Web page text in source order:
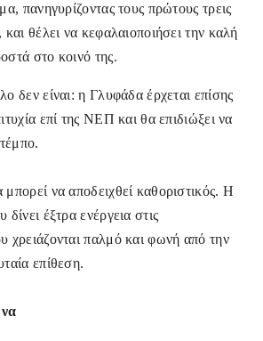
πανηγυρίζοντας τους πρώτους τρεις
θέλει να κεφαλαιοποιήσει την καλή
στο κοινό της.
δεν είναι: η Γλυφάδα έρχεται επίσης
επί της ΝΕΠ και θα επιδιώξει να
να αποδειχθεί καθοριστικός. Η
έξτρα ενέργεια στις
χρειάζονται παλμό και φωνή από την
επίθεση.